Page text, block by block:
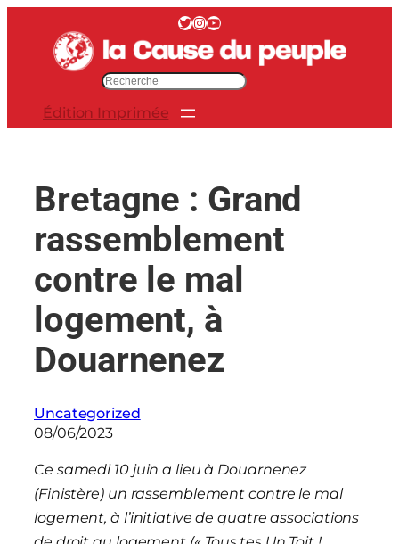
contenu
Twitter InstagramYouTube
e
r
Édition Imprimée
Bretagne : Grand
rassemblement
contre le mal
logement, à
Douarnenez
Uncategorized
08/06/2023
Ce samedi 10 juin a lieu à Douarnenez
(Finistère) un rassemblement contre le mal
logement, à l’initiative de quatre associations